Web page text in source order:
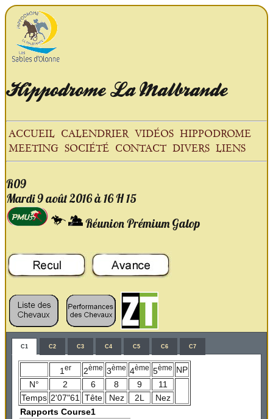
HippodromeLa Malbrande
ACCUEIL CALENDRIER VIDÉOS HIPPODROME
MEETING SOCIÉTÉ CONTACT DIVERS LIENS
R09
Mardi 9 août2016à 16 H 15
Réunion Prémium Galop
C1 C2 C3 C4 C5 C6 C7
1 er 2ème 3ème 4ème 5ème NP
N°
2 6 8 9
11
Temps 2'07"61 Tête Nez 2L
Nez
Rapports Course1